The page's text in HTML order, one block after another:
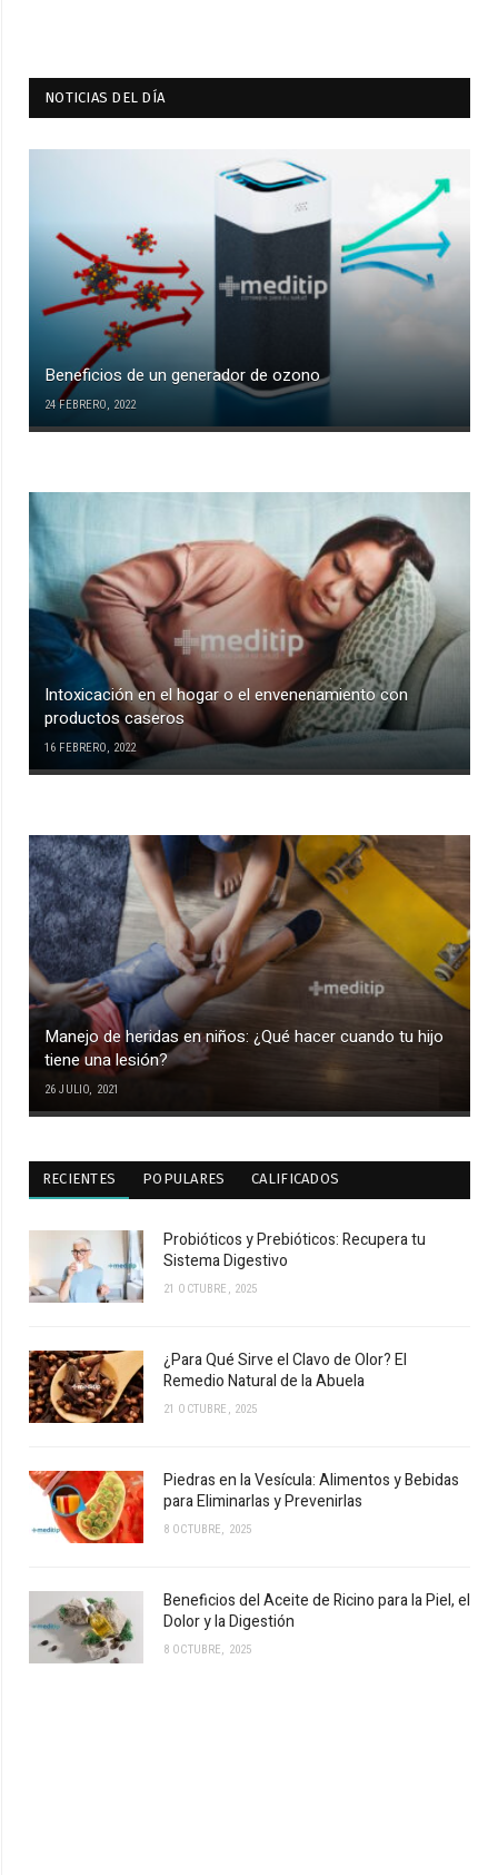
NOTICIAS DEL DÍA
Beneficios de un generador de ozono
24 FEBRERO, 2022
Intoxicación en el hogar o el envenenamiento con
productos caseros
16 FEBRERO, 2022
Manejo de heridas en niños: ¿Qué hacer cuando tu hijo
tiene una lesión?
26 JULIO, 2021
RECIENTES POPULARES CALIFICADOS
Probióticos y Prebióticos: Recupera tu
Sistema Digestivo
21 OCTUBRE, 2025
¿Para Qué Sirve el Clavo de Olor? El
Remedio Natural de la Abuela
21 OCTUBRE, 2025
Piedras en la Vesícula: Alimentos y Bebidas
para Eliminarlas y Prevenirlas
8 OCTUBRE, 2025
Beneficios del Aceite de Ricino para la Piel, el
Dolor y la Digestión
8 OCTUBRE, 2025